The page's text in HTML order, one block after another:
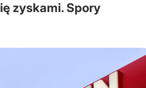
zyskami. Spory